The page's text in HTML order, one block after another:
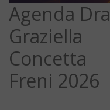
Agenda Dra
Graziella
Concetta
Freni 2026